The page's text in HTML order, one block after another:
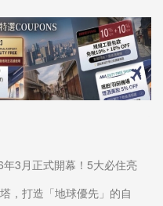
3月正式開幕！5大必住亮
，打造「地球優先」的自